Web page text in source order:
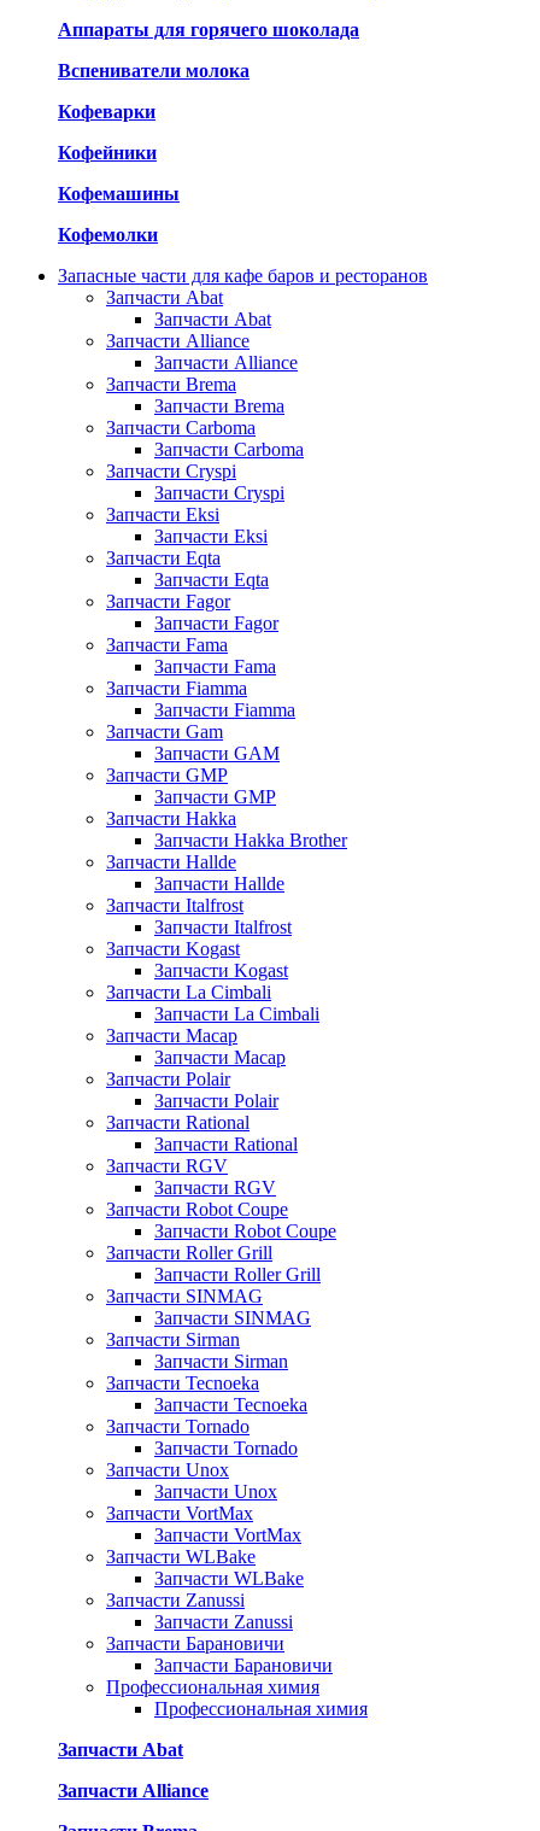
Аппараты для горячего шоколада
Вспениватели молока
Кофеварки
Кофейники
Кофемашины
Кофемолки
Запасные части для кафе баров и ресторанов
Запчасти Abat
Запчасти Abat
Запчасти Alliance
Запчасти Alliance
Запчасти Brema
Запчасти Brema
Запчасти Carboma
Запчасти Carboma
Запчасти Cryspi
Запчасти Cryspi
Запчасти Eksi
Запчасти Eksi
Запчасти Eqta
Запчасти Eqta
Запчасти Fagor
Запчасти Fagor
Запчасти Fama
Запчасти Fama
Запчасти Fiamma
Запчасти Fiamma
Запчасти Gam
Запчасти GAM
Запчасти GMP
Запчасти GMP
Запчасти Hakka
Запчасти Hakka Brother
Запчасти Hallde
Запчасти Hallde
Запчасти Italfrost
Запчасти Italfrost
Запчасти Kogast
Запчасти Kogast
Запчасти La Cimbali
Запчасти La Cimbali
Запчасти Macap
Запчасти Macap
Запчасти Polair
Запчасти Polair
Запчасти Rational
Запчасти Rational
Запчасти RGV
Запчасти RGV
Запчасти Robot Coupe
Запчасти Robot Coupe
Запчасти Roller Grill
Запчасти Roller Grill
Запчасти SINMAG
Запчасти SINMAG
Запчасти Sirman
Запчасти Sirman
Запчасти Tecnoeka
Запчасти Tecnoeka
Запчасти Tornado
Запчасти Tornado
Запчасти Unox
Запчасти Unox
Запчасти VortMax
Запчасти VortMax
Запчасти WLBake
Запчасти WLBake
Запчасти Zanussi
Запчасти Zanussi
Запчасти Барановичи
Запчасти Барановичи
Профессиональная химия
Профессиональная химия
Запчасти Abat
Запчасти Alliance